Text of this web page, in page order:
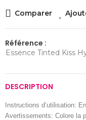
Comparer
Référence :
Essence Tinted Kiss
DESCRIPTION
Instructions d’utilisation:
Avertissements: Colore la